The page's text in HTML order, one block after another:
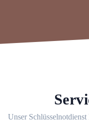
Unser